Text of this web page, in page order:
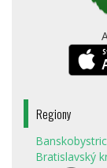
Regiony
Bratislavský